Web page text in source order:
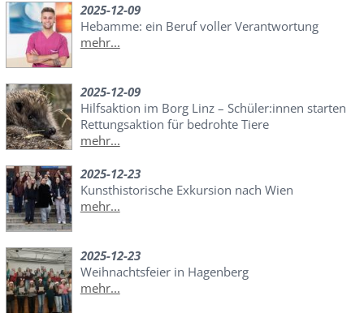
2025-12-09
Hebamme: ein Beruf voller Verantwortung
mehr...
2025-12-09
Hilfsaktion im Borg Linz – Schüler:innen starten
Rettungsaktion für bedrohte Tiere
mehr...
2025-12-23
Kunsthistorische Exkursion nach Wien
mehr...
2025-12-23
Weihnachtsfeier in Hagenberg
mehr...